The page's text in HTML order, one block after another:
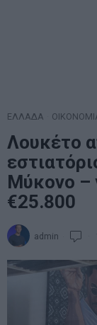
ΕΛΛΑΔΑ
Λουκέτο
Μύκονο –
€25.800
admin